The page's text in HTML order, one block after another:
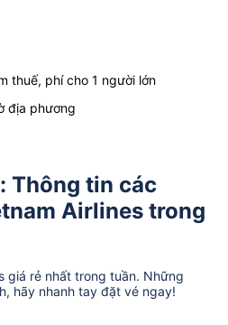
thuế, phí cho 1 người lớn
địa phương
Thông tin các
Airlines trong
giá rẻ nhất trong tuần. Những
hãy nhanh tay đặt vé ngay!